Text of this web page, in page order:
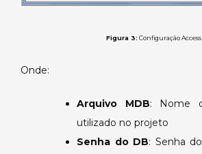
Figura 3: Configuração Access
Onde:
Arquivo MDB: Nome
utilizado no projeto
Senha do DB: Senha